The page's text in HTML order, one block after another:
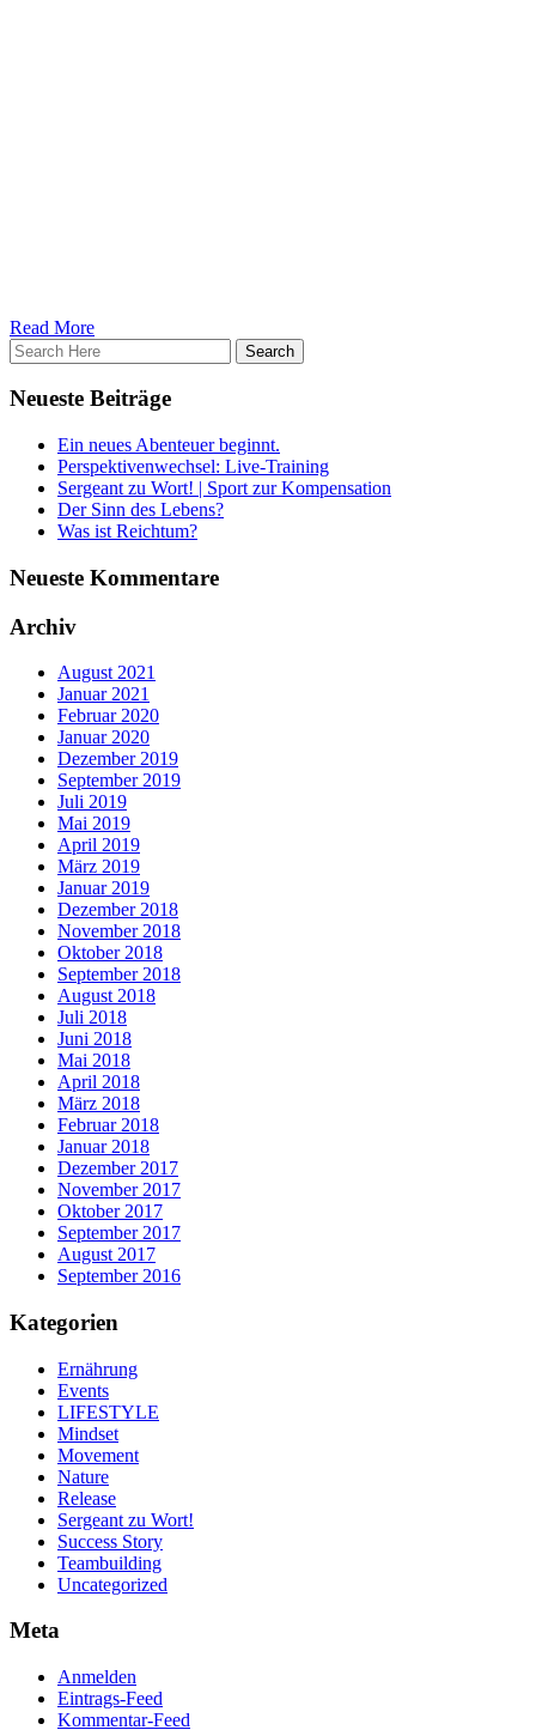
Read More
Neueste Beiträge
Ein neues Abenteuer beginnt.
Perspektivenwechsel: Live-Training
Sergeant zu Wort! | Sport zur Kompensation
Der Sinn des Lebens?
Was ist Reichtum?
Neueste Kommentare
Archiv
August 2021
Januar 2021
Februar 2020
Januar 2020
Dezember 2019
September 2019
Juli 2019
Mai 2019
April 2019
März 2019
Januar 2019
Dezember 2018
November 2018
Oktober 2018
September 2018
August 2018
Juli 2018
Juni 2018
Mai 2018
April 2018
März 2018
Februar 2018
Januar 2018
Dezember 2017
November 2017
Oktober 2017
September 2017
August 2017
September 2016
Kategorien
Ernährung
Events
LIFESTYLE
Mindset
Movement
Nature
Release
Sergeant zu Wort!
Success Story
Teambuilding
Uncategorized
Meta
Anmelden
Eintrags-Feed
Kommentar-Feed